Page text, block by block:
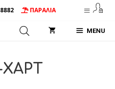
ΠΑΡΑΛΙΑ
MENU